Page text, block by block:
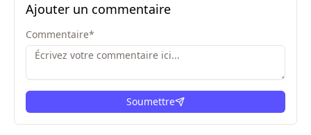
Ajouter un commentaire
Commentaire*
Soumettre